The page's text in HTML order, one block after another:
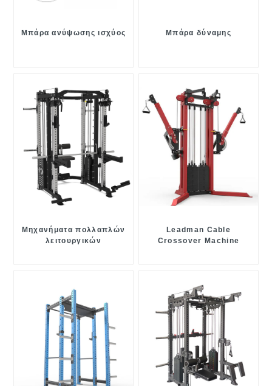
Μπάρα ανύψωσης ισχύος Μπάρα δύναμης
Μηχανήματα πολλαπλών
λειτουργικών
Leadman Cable
Crossover Machine